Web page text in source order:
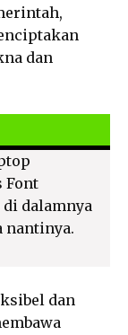
dan
Font
dalamnya
nantinya.
dan